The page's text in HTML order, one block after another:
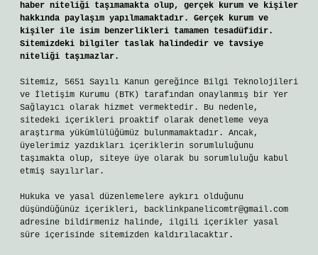
haber niteliği taşımamakta olup, gerçek kurum ve kişiler
hakkında paylaşım yapılmamaktadır. Gerçek kurum ve
kişiler ile isim benzerlikleri tamamen tesadüfidir.
Sitemizdeki bilgiler taslak halindedir ve tavsiye
niteliği taşımazlar.
Sitemiz, 5651 Sayılı Kanun gereğince Bilgi Teknolojileri
ve İletişim Kurumu (BTK) tarafından onaylanmış bir Yer
Sağlayıcı olarak hizmet vermektedir. Bu nedenle,
sitedeki içerikleri proaktif olarak denetleme veya
araştırma yükümlülüğümüz bulunmamaktadır. Ancak,
üyelerimiz yazdıkları içeriklerin sorumluluğunu
taşımakta olup, siteye üye olarak bu sorumluluğu kabul
etmiş sayılırlar.
Hukuka ve yasal düzenlemelere aykırı olduğunu
düşündüğünüz içerikleri, backlinkpanelicomtr@gmail.com
adresine bildirmeniz halinde, ilgili içerikler yasal
süre içerisinde sitemizden kaldırılacaktır.